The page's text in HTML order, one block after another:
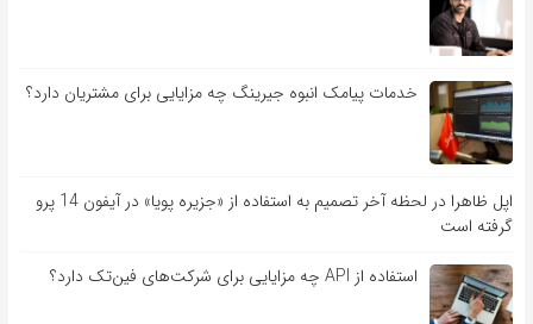
خدمات پیامک انبوه جیرینگ چه مزایایی برای مشتریان دارد؟
اپل ظاهرا در لحظه آخر تصمیم به استفاده از «جزیره پویا» در آیفون 14 پرو
گرفته است
استفاده از API چه مزایایی برای شرکت‌های فین‌تک دارد؟